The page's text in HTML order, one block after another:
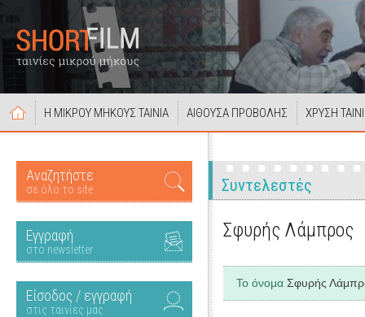
Η ΜΙΚΡΟΥ ΜΗΚΟΥΣ ΤΑΙΝΙΑ ΑΙΘΟΥΣΑ ΠΡΟΒΟΛΗΣ ΧΡΥΣΗ
Αναζητήστε
σε όλο το site
Εγγραφή
στο newsletter
Είσοδος / εγγραφή
στις ταινίες μας
Συντελεστές
Σφυρής Λάμπρος
Το όνομα Σφυρής